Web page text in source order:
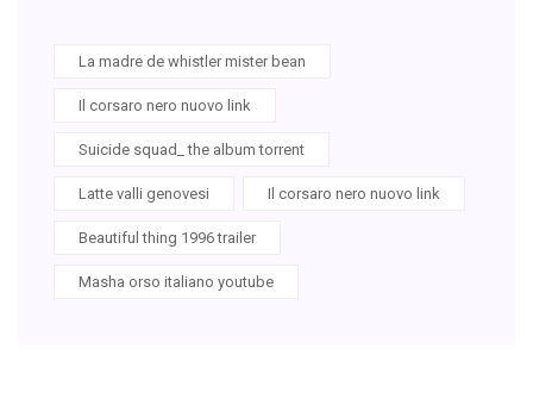
La madre de whistler mister bean
Il corsaro nero nuovo link
Suicide squad_ the album torrent
Latte valli genovesi Il corsaro nero nuovo link
Beautiful thing 1996 trailer
Masha orso italiano youtube